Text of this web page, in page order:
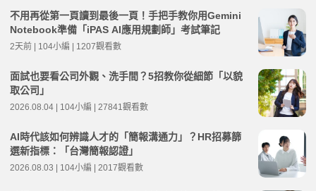
不用再從第一頁讀到最後一頁！手把手教你用Gemini
Notebook準備「iPAS AI應用規劃師」考試筆記
2天前 | 104小編 | 1207觀看數
面試也要看公司外觀、洗手間？5招教你從細節「以貌
取公司」
2026.08.04 | 104小編 | 27841觀看數
AI時代該如何辨識人才的「簡報溝通力」？HR招募篩
選新指標：「台灣簡報認證」
2026.08.03 | 104小編 | 2017觀看數